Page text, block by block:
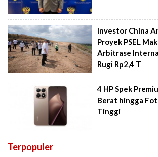
Investor China
Proyek PSEL
Arbitrase
Rugi Rp2,4 T
4 HP Spek
Berat hingga
Tinggi
Terpopuler